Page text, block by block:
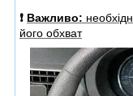
❗️ Важливо:
його обхват